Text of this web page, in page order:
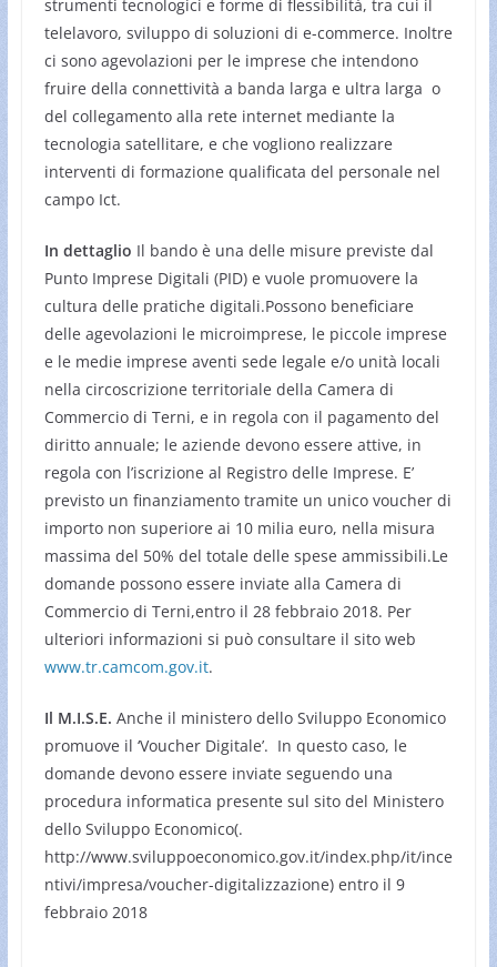
strumenti tecnologici e forme di flessibilità, tra cui il
telelavoro, sviluppo di soluzioni di e-commerce. Inoltre
ci sono agevolazioni per le imprese che intendono
fruire della connettività a banda larga e ultra larga o
del collegamento alla rete internet mediante la
tecnologia satellitare, e che vogliono realizzare
interventi di formazione qualificata del personale nel
campo Ict.
In dettaglio Il bando è una delle misure previste dal
Punto Imprese Digitali (PID) e vuole promuovere la
cultura delle pratiche digitali.Possono beneficiare
delle agevolazioni le microimprese, le piccole imprese
e le medie imprese aventi sede legale e/o unità locali
nella circoscrizione territoriale della Camera di
Commercio di Terni, e in regola con il pagamento del
diritto annuale; le aziende devono essere attive, in
regola con l’iscrizione al Registro delle Imprese. E’
previsto un finanziamento tramite un unico voucher di
importo non superiore ai 10 milia euro, nella misura
massima del 50% del totale delle spese ammissibili.Le
domande possono essere inviate alla Camera di
Commercio di Terni,entro il 28 febbraio 2018. Per
ulteriori informazioni si può consultare il sito web
www.tr.camcom.gov.it.
Il M.I.S.E. Anche il ministero dello Sviluppo Economico
promuove il ‘Voucher Digitale’. In questo caso, le
domande devono essere inviate seguendo una
procedura informatica presente sul sito del Ministero
dello Sviluppo Economico(.
http://www.sviluppoeconomico.gov.it/index.php/it/ince
ntivi/impresa/voucher-digitalizzazione) entro il 9
febbraio 2018